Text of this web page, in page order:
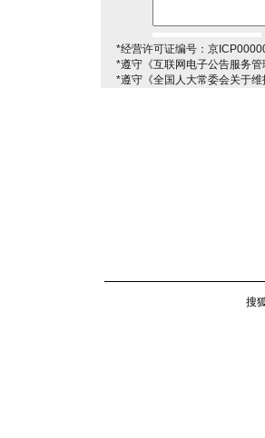
*经营许可证编号：京
*遵守《互联网电子公告服务管
*遵守《全国人大常委会关于维
搜